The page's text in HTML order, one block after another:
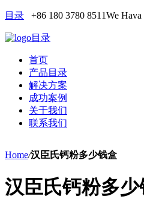
目录 +86 180 3780 8511We Hava
目录
首页
产品目录
解决方案
成功案例
关于我们
联系我们
Home/汉臣氏钙粉多少钱盒
汉臣氏钙粉多少